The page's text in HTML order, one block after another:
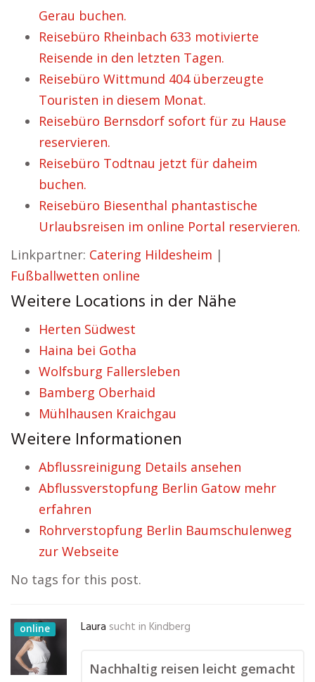
Gerau buchen.
Reisebüro Rheinbach 633 motivierte
Reisende in den letzten Tagen.
Reisebüro Wittmund 404 überzeugte
Touristen in diesem Monat.
Reisebüro Bernsdorf sofort für zu Hause
reservieren.
Reisebüro Todtnau jetzt für daheim
buchen.
Reisebüro Biesenthal phantastische
Urlaubsreisen im online Portal reservieren.
Linkpartner: Catering Hildesheim |
Fußballwetten online
Weitere Locations in der Nähe
Herten Südwest
Haina bei Gotha
Wolfsburg Fallersleben
Bamberg Oberhaid
Mühlhausen Kraichgau
Weitere Informationen
Abflussreinigung Details ansehen
Abflussverstopfung Berlin Gatow mehr
erfahren
Rohrverstopfung Berlin Baumschulenweg
zur Webseite
No tags for this post.
online Laura sucht in Kindberg
Nachhaltig reisen leicht gemacht